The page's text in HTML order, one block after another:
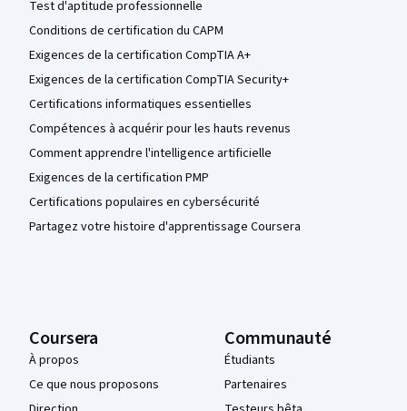
Test d'aptitude professionnelle
Conditions de certification du CAPM
Exigences de la certification CompTIA A+
Exigences de la certification CompTIA Security+
Certifications informatiques essentielles
Compétences à acquérir pour les hauts revenus
Comment apprendre l'intelligence artificielle
Exigences de la certification PMP
Certifications populaires en cybersécurité
Partagez votre histoire d'apprentissage Coursera
Coursera
À propos
Ce que nous proposons
Communauté
Étudiants
Partenaires